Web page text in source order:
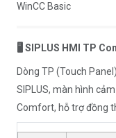
WinCC Basic
🖥️ SIPLUS HMI TP
Dòng TP (Touch
SIPLUS, màn hình
Comfort, hỗ trợ đồng